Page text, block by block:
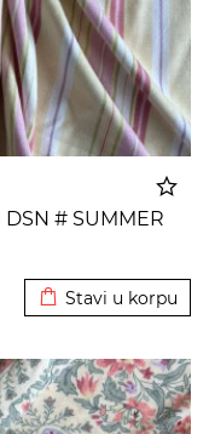
DSN # SUMMER
Stavi u korpu